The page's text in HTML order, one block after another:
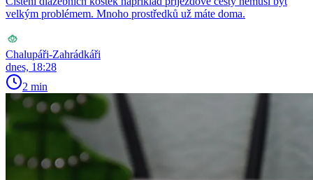
velkým problémem. Mnoho prostředků už máte doma.
Chalupáři-Zahrádkáři
dnes, 18:28
2 min